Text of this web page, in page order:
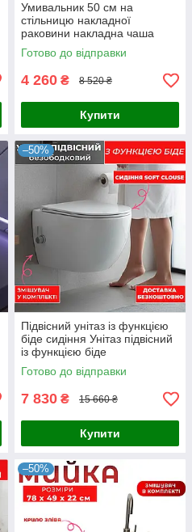
Умивальник 50 см на
стільницю накладної
раковини накладна чаша
чорний матовий
Готово до відправки
4 260 ₴ 8 520 ₴
Купити
–50%
Підвісний унітаз із функцією
біде сидіння Унітаз підвісний
із функцією біде
Готово до відправки
7 830 ₴ 15 660 ₴
Купити
–50%